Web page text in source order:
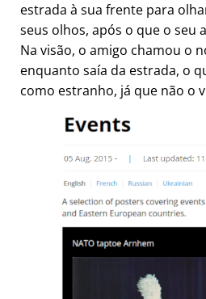
estrada à sua frente para
seus olhos, após o que o seu
Na visão, o amigo chamou o
enquanto saía da estrada, o
como estranho, já que não o